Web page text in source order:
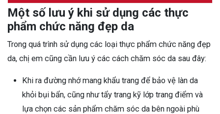
Một số lưu ý khi sử dụng các thực
phẩm chức năng đẹp da
Trong quá trình sử dụng các loại thực phẩm chức năng đẹp
da, chị em cũng cần lưu ý các cách chăm sóc da sau đây:
Khi ra đường nhớ mang khẩu trang để bảo vệ làn da
khỏi bụi bẩn, cũng như tẩy trang kỹ lớp trang điểm và
lựa chọn các sản phẩm chăm sóc da bên ngoài phù